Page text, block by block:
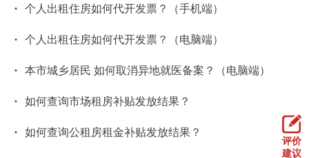
· 个人出租住房如何代开发票？（手机端）
· 个人出租住房如何代开发票？（电脑端）
· 本市城乡居民 如何取消异地就医备案？（电脑端）
· 如何查询市场租房补贴发放结果？
· 如何查询公租房租金补贴发放结果？
评价
建议